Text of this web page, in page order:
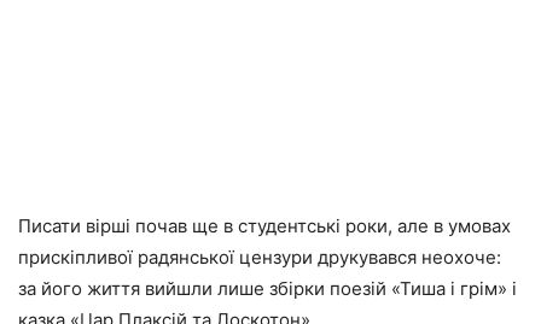
Писати вірші почав ще в студентські роки, але в умовах
прискіпливої радянської цензури друкувався неохоче:
за його життя вийшли лише збірки поезій «Тиша і грім» і
казка «Цар Плаксій та Лоскотон».